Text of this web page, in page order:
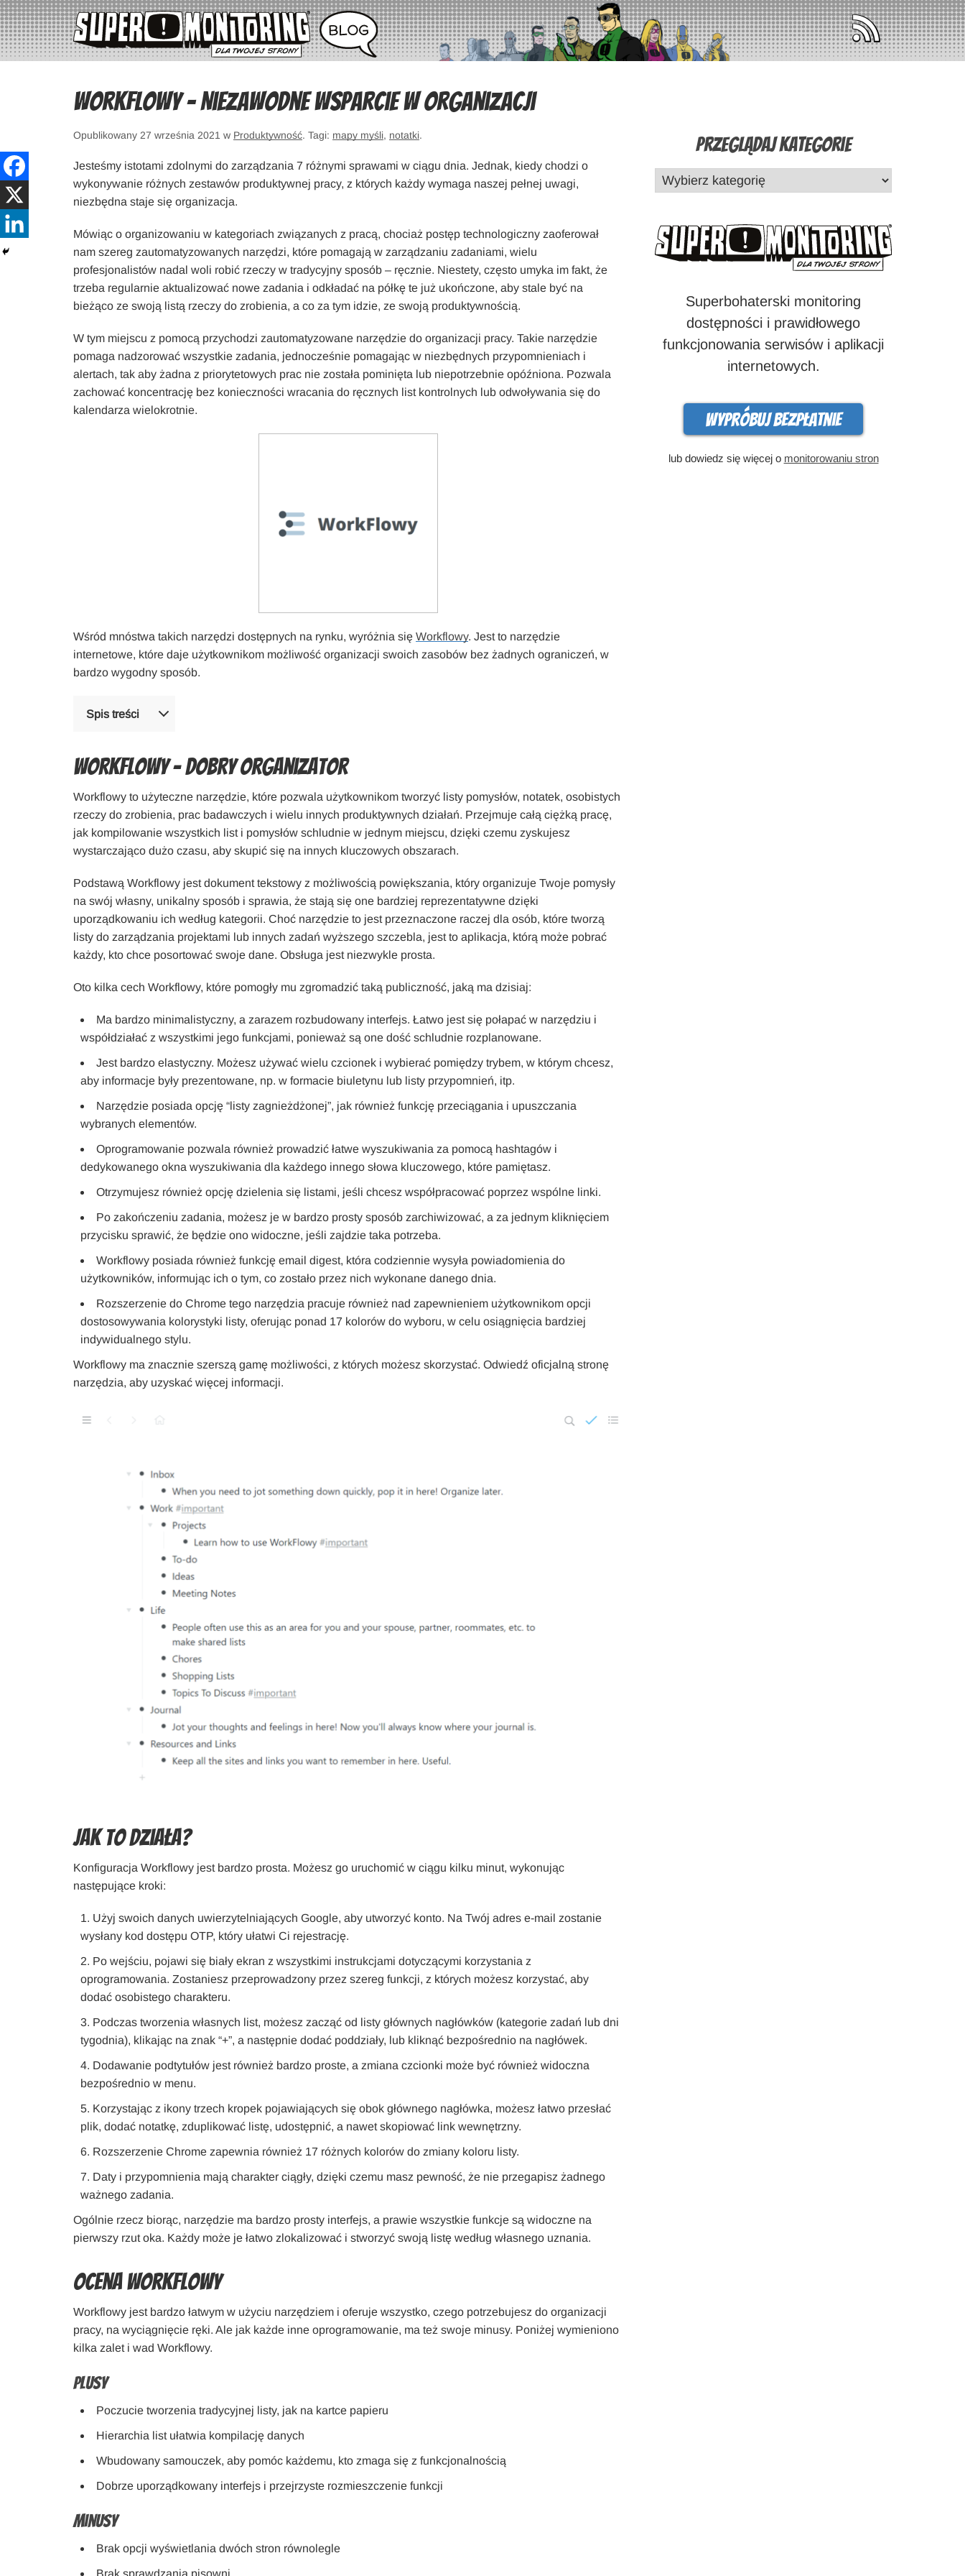
Workflowy – Niezawodne wsparcie w organizacji
Opublikowany 27 września 2021 w Produktywność. Tagi: mapy myśli, notatki.
Jesteśmy istotami zdolnymi do zarządzania 7 różnymi sprawami w ciągu dnia. Jednak, kiedy chodzi o
wykonywanie różnych zestawów produktywnej pracy, z których każdy wymaga naszej pełnej uwagi,
niezbędna staje się organizacja.
Mówiąc o organizowaniu w kategoriach związanych z pracą, chociaż postęp technologiczny zaoferował
nam szereg zautomatyzowanych narzędzi, które pomagają w zarządzaniu zadaniami, wielu
profesjonalistów nadal woli robić rzeczy w tradycyjny sposób – ręcznie. Niestety, często umyka im fakt, że
trzeba regularnie aktualizować nowe zadania i odkładać na półkę te już ukończone, aby stale być na
bieżąco ze swoją listą rzeczy do zrobienia, a co za tym idzie, ze swoją produktywnością.
W tym miejscu z pomocą przychodzi zautomatyzowane narzędzie do organizacji pracy. Takie narzędzie
pomaga nadzorować wszystkie zadania, jednocześnie pomagając w niezbędnych przypomnieniach i
alertach, tak aby żadna z priorytetowych prac nie została pominięta lub niepotrzebnie opóźniona. Pozwala
zachować koncentrację bez konieczności wracania do ręcznych list kontrolnych lub odwoływania się do
kalendarza wielokrotnie.
Wśród mnóstwa takich narzędzi dostępnych na rynku, wyróżnia się Workflowy. Jest to narzędzie
internetowe, które daje użytkownikom możliwość organizacji swoich zasobów bez żadnych ograniczeń, w
bardzo wygodny sposób.
Spis treści
Workflowy – Dobry Organizator
Workflowy to użyteczne narzędzie, które pozwala użytkownikom tworzyć listy pomysłów, notatek, osobistych
rzeczy do zrobienia, prac badawczych i wielu innych produktywnych działań. Przejmuje całą ciężką pracę,
jak kompilowanie wszystkich list i pomysłów schludnie w jednym miejscu, dzięki czemu zyskujesz
wystarczająco dużo czasu, aby skupić się na innych kluczowych obszarach.
Podstawą Workflowy jest dokument tekstowy z możliwością powiększania, który organizuje Twoje pomysły
na swój własny, unikalny sposób i sprawia, że stają się one bardziej reprezentatywne dzięki
uporządkowaniu ich według kategorii. Choć narzędzie to jest przeznaczone raczej dla osób, które tworzą
listy do zarządzania projektami lub innych zadań wyższego szczebla, jest to aplikacja, którą może pobrać
każdy, kto chce posortować swoje dane. Obsługa jest niezwykle prosta.
Oto kilka cech Workflowy, które pomogły mu zgromadzić taką publiczność, jaką ma dzisiaj:
Ma bardzo minimalistyczny, a zarazem rozbudowany interfejs. Łatwo jest się połapać w narzędziu i
współdziałać z wszystkimi jego funkcjami, ponieważ są one dość schludnie rozplanowane.
Jest bardzo elastyczny. Możesz używać wielu czcionek i wybierać pomiędzy trybem, w którym chcesz,
aby informacje były prezentowane, np. w formacie biuletynu lub listy przypomnień, itp.
Narzędzie posiada opcję “listy zagnieżdżonej”, jak również funkcję przeciągania i upuszczania
wybranych elementów.
Oprogramowanie pozwala również prowadzić łatwe wyszukiwania za pomocą hashtagów i
dedykowanego okna wyszukiwania dla każdego innego słowa kluczowego, które pamiętasz.
Otrzymujesz również opcję dzielenia się listami, jeśli chcesz współpracować poprzez wspólne linki.
Po zakończeniu zadania, możesz je w bardzo prosty sposób zarchiwizować, a za jednym kliknięciem
przycisku sprawić, że będzie ono widoczne, jeśli zajdzie taka potrzeba.
Workflowy posiada również funkcję email digest, która codziennie wysyła powiadomienia do
użytkowników, informując ich o tym, co zostało przez nich wykonane danego dnia.
Rozszerzenie do Chrome tego narzędzia pracuje również nad zapewnieniem użytkownikom opcji
dostosowywania kolorystyki listy, oferując ponad 17 kolorów do wyboru, w celu osiągnięcia bardziej
indywidualnego stylu.
Workflowy ma znacznie szerszą gamę możliwości, z których możesz skorzystać. Odwiedź oficjalną stronę
narzędzia, aby uzyskać więcej informacji.
Jak to działa?
Konfiguracja Workflowy jest bardzo prosta. Możesz go uruchomić w ciągu kilku minut, wykonując
następujące kroki:
Użyj swoich danych uwierzytelniających Google, aby utworzyć konto. Na Twój adres e-mail zostanie
wysłany kod dostępu OTP, który ułatwi Ci rejestrację.
Po wejściu, pojawi się biały ekran z wszystkimi instrukcjami dotyczącymi korzystania z
oprogramowania. Zostaniesz przeprowadzony przez szereg funkcji, z których możesz korzystać, aby
dodać osobistego charakteru.
Podczas tworzenia własnych list, możesz zacząć od listy głównych nagłówków (kategorie zadań lub dni
tygodnia), klikając na znak “+”, a następnie dodać poddziały, lub kliknąć bezpośrednio na nagłówek.
Dodawanie podtytułów jest również bardzo proste, a zmiana czcionki może być również widoczna
bezpośrednio w menu.
Korzystając z ikony trzech kropek pojawiających się obok głównego nagłówka, możesz łatwo przesłać
plik, dodać notatkę, zduplikować listę, udostępnić, a nawet skopiować link wewnętrzny.
Rozszerzenie Chrome zapewnia również 17 różnych kolorów do zmiany koloru listy.
Daty i przypomnienia mają charakter ciągły, dzięki czemu masz pewność, że nie przegapisz żadnego
ważnego zadania.
Ogólnie rzecz biorąc, narzędzie ma bardzo prosty interfejs, a prawie wszystkie funkcje są widoczne na
pierwszy rzut oka. Każdy może je łatwo zlokalizować i stworzyć swoją listę według własnego uznania.
Ocena Workflowy
Workflowy jest bardzo łatwym w użyciu narzędziem i oferuje wszystko, czego potrzebujesz do organizacji
pracy, na wyciągnięcie ręki. Ale jak każde inne oprogramowanie, ma też swoje minusy. Poniżej wymieniono
kilka zalet i wad Workflowy.
Plusy
Poczucie tworzenia tradycyjnej listy, jak na kartce papieru
Hierarchia list ułatwia kompilację danych
Wbudowany samouczek, aby pomóc każdemu, kto zmaga się z funkcjonalnością
Dobrze uporządkowany interfejs i przejrzyste rozmieszczenie funkcji
Minusy
Brak opcji wyświetlania dwóch stron równolegle
Brak sprawdzania pisowni
Przeglądaj Kategorie
Superbohaterski monitoring
dostępności i prawidłowego
funkcjonowania serwisów i aplikacji
internetowych.
Wypróbuj bezpłatnie
lub dowiedz się więcej o monitorowaniu stron